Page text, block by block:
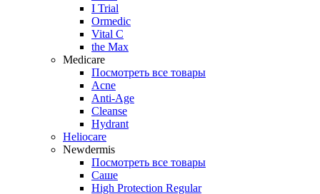
I Trial
Ormedic
Vital C
the Max
Medicare
Посмотреть все товары
Acne
Anti‑Age
Cleanse
Hydrant
Heliocare
Newdermis
Посмотреть все товары
Саше
High Protection Regular